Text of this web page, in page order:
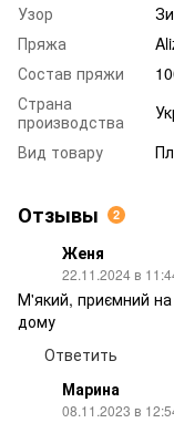
Узор
Пряжа
Состав пряжи
Страна
производства
Вид товару
Отзывы 2
Женя
22.11.2024 в
М'який, приємний на
дому
Ответить
Марина
08.11.2023 в